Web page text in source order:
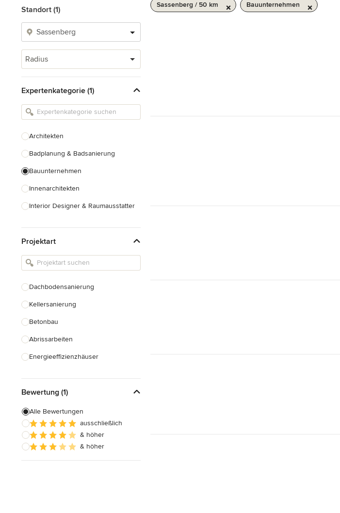
Standort (1)
Radius
Expertenkategorie (1)
Architekten
Badplanung & Badsanierung
Bauunternehmen
Innenarchitekten
Interior Designer & Raumausstatter
Landschaftsarchitekten
Armaturen & Sanitärbedarf
Projektart
Dachbodensanierung
Kellersanierung
Betonbau
Abrissarbeiten
Energieeffizienzhäuser
Garagenbau
Nachhaltiges Bauen
Hausanbau
Hauserweiterungen
Bewertung (1)
Alle Bewertungen
ausschließlich
& höher
& höher
Sassenberg / 50 km Bauunternehmen